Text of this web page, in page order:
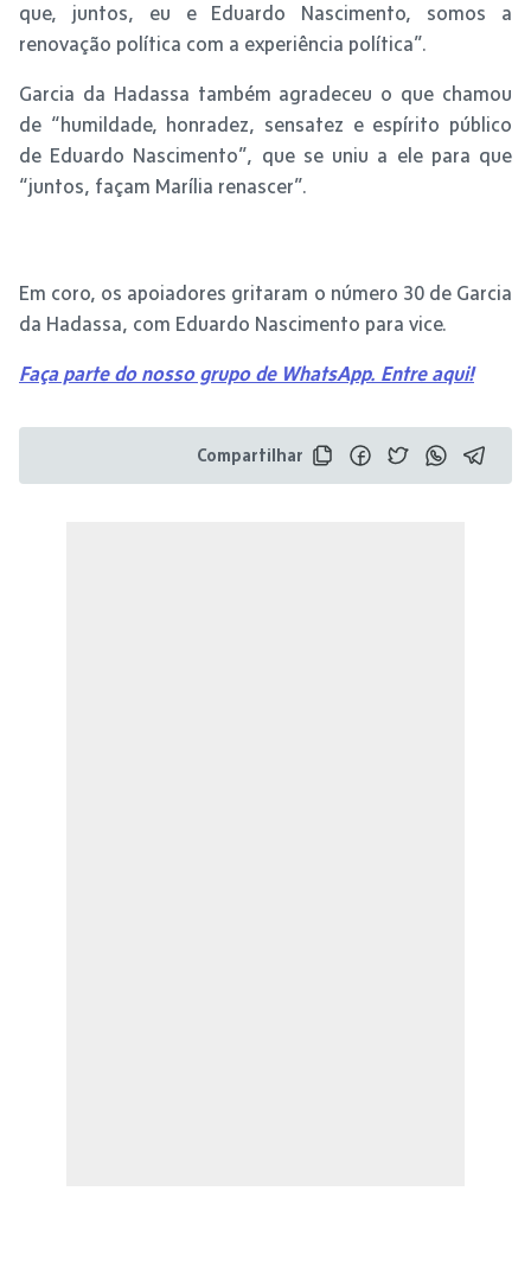
que, juntos, eu e Eduardo Nascimento, somos a
renovação política com a experiência política”.
Garcia da Hadassa também agradeceu o que chamou
de “humildade, honradez, sensatez e espírito público
de Eduardo Nascimento”, que se uniu a ele para que
“juntos, façam Marília renascer”.
Em coro, os apoiadores gritaram o número 30 de Garcia
da Hadassa, com Eduardo Nascimento para vice.
Faça parte do nosso grupo de WhatsApp. Entre aqui!
Compartilhar